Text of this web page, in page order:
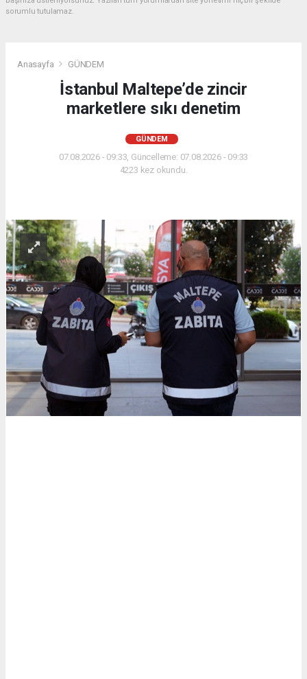
sorumlu tutulamaz.
Anasayfa GÜNDEM
İstanbul Maltepe’de zincir
marketlere sıkı denetim
GÜNDEM
07.08.2026 - 09:33, Güncelleme: 07.08.2026 - 09:33
4223 kez okundu.